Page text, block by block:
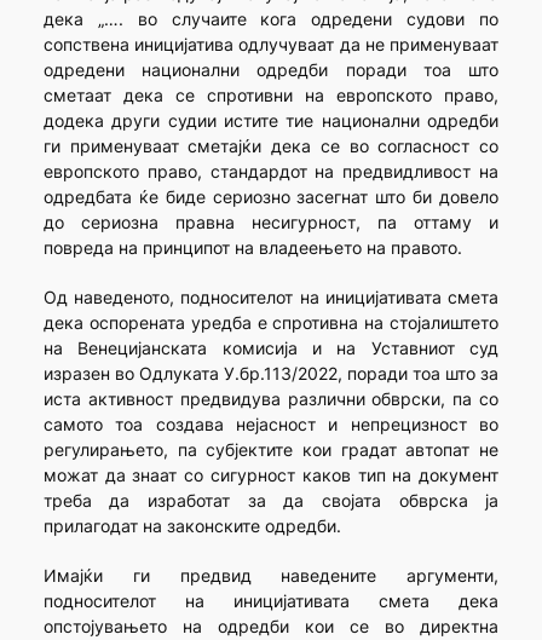
дека „…. во случаите кога одредени судови по
сопствена иницијатива одлучуваат да не применуваат
одредени национални одредби поради тоа што
сметаат дека се спротивни на европското право,
додека други судии истите тие национални одредби
ги применуваат сметајќи дека се во согласност со
европското право, стандардот на предвидливост на
одредбата ќе биде сериозно засегнат што би довело
до сериозна правна несигурност, па оттаму и
повреда на принципот на владеењето на правото.
Од наведеното, подносителот на иницијативата смета
дека оспорената уредба е спротивна на стојалиштето
на Венецијанската комисија и на Уставниот суд
изразен во Одлуката У.бр.113/2022, поради тоа што за
иста активност предвидува различни обврски, па со
самото тоа создава нејасност и непрецизност во
регулирањето, па субјектите кои градат автопат не
можат да знаат со сигурност каков тип на документ
треба да изработат за да својата обврска ја
прилагодат на законските одредби.
Имајќи ги предвид наведените аргументи,
подносителот на иницијативата смета дека
опстојувањето на одредби кои се во директна